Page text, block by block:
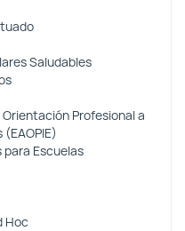
Saludables
Orientación Profesional a
Escuelas
Hoc